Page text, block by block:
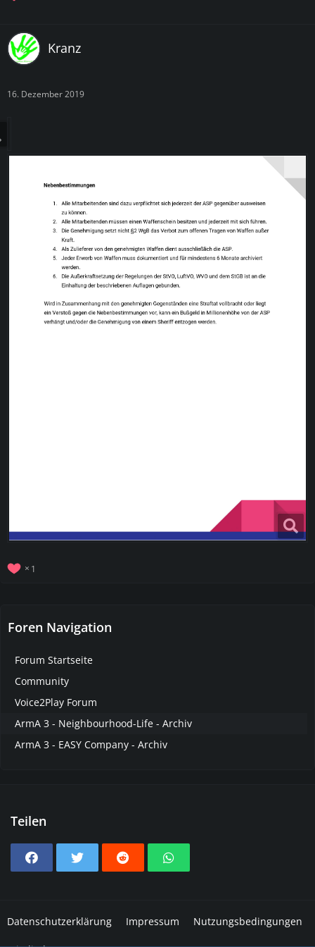
Kranz
16. Dezember 2019
1
Foren Navigation
Forum Startseite
Community
Voice2Play Forum
ArmA 3 - Neighbourhood-Life - Archiv
ArmA 3 - EASY Company - Archiv
Teilen
Datenschutzerklärung Impressum Nutzungsbedingungen